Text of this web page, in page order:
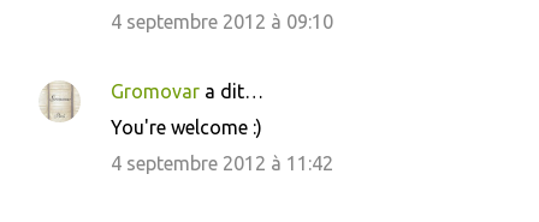
4 septembre 2012 à 09:10
Gromovar a dit…
You're welcome :)
4 septembre 2012 à 11:42